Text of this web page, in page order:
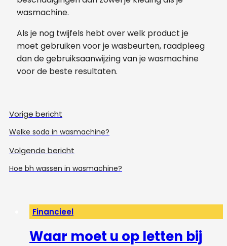
wasmachine.
Als je nog twijfels hebt over welk product je
moet gebruiken voor je wasbeurten, raadpleeg
dan de gebruiksaanwijzing van je wasmachine
voor de beste resultaten.
Vorige bericht
Welke soda in wasmachine?
Volgende bericht
Hoe bh wassen in wasmachine?
Financieel
Waar moet u op letten bij